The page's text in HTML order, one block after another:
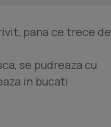
pana ce trece de
se pudreaza cu
in bucati